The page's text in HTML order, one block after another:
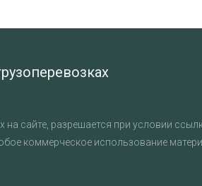
сайте, разрешается при условии
коммерческое использование